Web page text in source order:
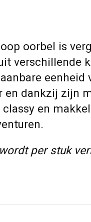
oorbel is
verschillende
en dankzij zijn
en
per stuk